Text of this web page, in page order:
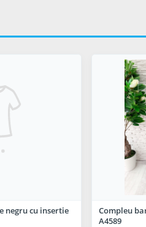
negru cu insertie
Compleu
A4589